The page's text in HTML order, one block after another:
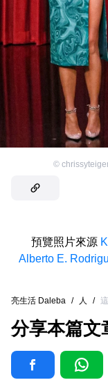
©
預覽照片來源
Alberto E.
亮生活 Daleba / 人 /
分享本篇文